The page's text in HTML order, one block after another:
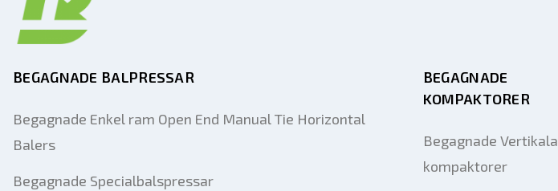
BEGAGNADE BALPRESSAR
Begagnade Enkel ram Open End Manual Tie Horizontal
Balers
Begagnade Specialbalspressar
BEGAGNADE
KOMPAKTORER
Begagnade Vertikala
kompaktorer